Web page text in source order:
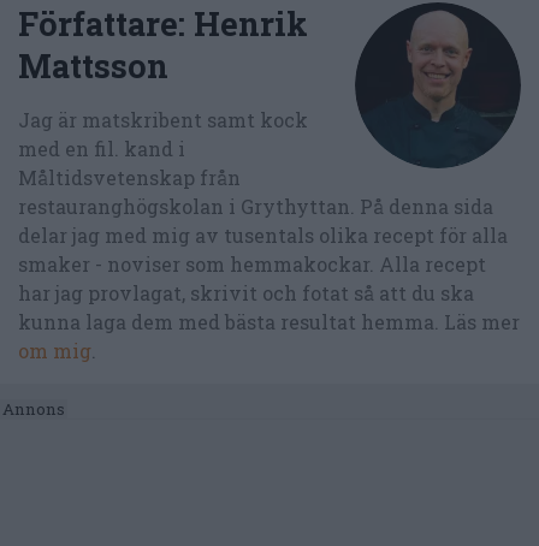
Författare: Henrik
Mattsson
Jag är matskribent samt kock
med en fil. kand i
Måltidsvetenskap från
restauranghögskolan i Grythyttan. På denna sida
delar jag med mig av tusentals olika recept för alla
smaker - noviser som hemmakockar. Alla recept
har jag provlagat, skrivit och fotat så att du ska
kunna laga dem med bästa resultat hemma. Läs mer
om mig